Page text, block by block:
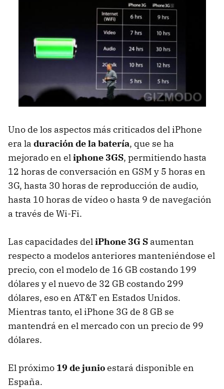
Uno de los aspectos más criticados del iPhone
era la duración de la batería, que se ha
mejorado en eliphone 3GS, permitiendo hasta
12 horas de conversación en GSM y 5 horas en
3G, hasta 30 horas de reproducción de audio,
hasta 10 horas de vídeo o hasta 9 de navegación
a través de Wi-Fi.
Las capacidades deliPhone 3G S aumentan
respecto a modelos anteriores manteniéndose el
precio, con el modelo de 16 GB costando 199
dólares y el nuevo de 32 GB costando 299
dólares, eso en AT&T en Estados Unidos.
Mientras tanto, el iPhone 3G de 8 GB se
mantendrá en el mercado con un precio de 99
dólares.
El próximo 19 de junioestará disponible en
España.